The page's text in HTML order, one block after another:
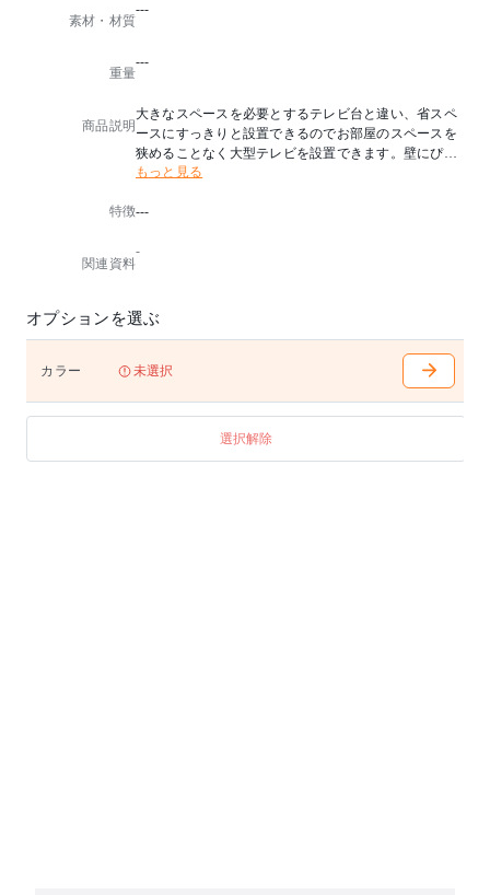
素材・材質
---
重量
---
商品説明
大きなスペースを必要とするテレビ台と違い、省スペ
ースにすっきりと設置できるのでお部屋のスペースを
狭めることなく大型テレビを設置できます。壁にぴっ
たり寄せて設置できるので圧迫感がなく視聴距離もと
V4フロアタイプは60〜90インチの大型テレビに対応(
ーズに行え床材を保護するポリカーボネート製のフロ
■高さ調節：5cmピッチで8段階
■対応テレビサイス：60〜90V型まで
※ご購入前に必ずテレビのお取り付けの確認をメーカ
もっと見る
特徴---
関連資料
-
オプションを選ぶ
カラー 未選択
選択解除